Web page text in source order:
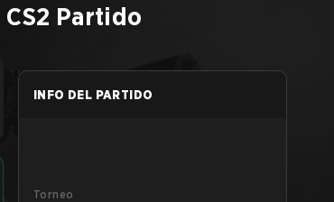
CS2 Partido
INFO DEL PARTIDO
Torneo